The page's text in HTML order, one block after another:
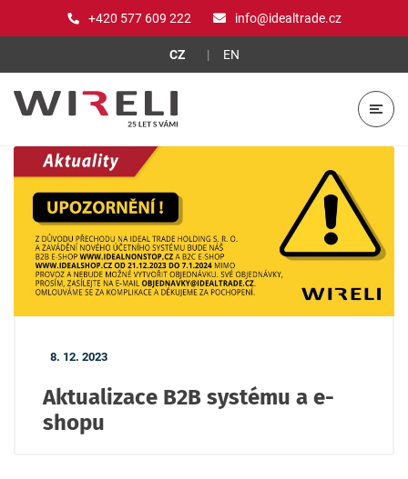
+420 577 609 222 info@idealtrade.cz
CZ EN
8. 12. 2023
Aktualizace B2B systému a e-
shopu